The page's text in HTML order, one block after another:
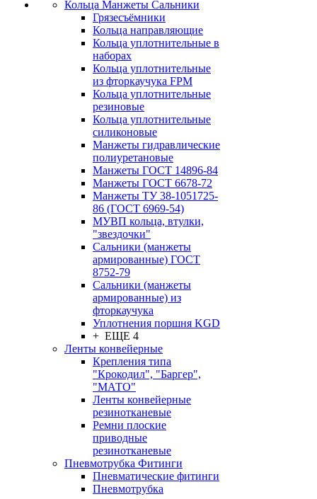
Кольца Манжеты Сальники
Грязесъёмники
Кольца направляющие
Кольца уплотнительные в
наборах
Кольца уплотнительные
из фторкаучука FPM
Кольца уплотнительные
резиновые
Кольца уплотнительные
силиконовые
Манжеты гидравлические
полиуретановые
Манжеты ГОСТ 14896-84
Манжеты ГОСТ 6678-72
Манжеты ТУ 38-1051725-
86 (ГОСТ 6969-54)
МУВП кольца, втулки,
"звездочки"
Сальники (манжеты
армированные) ГОСТ
8752-79
Сальники (манжеты
армированные) из
фторкаучука
Уплотнения поршня KGD
+ ЕЩЕ 4
Ленты конвейерные
Крепления типа
"Крокодил", "Баргер",
"МАТО"
Ленты конвейерные
резинотканевые
Ремни плоские
приводные
резинотканевые
Пневмотрубка Фитинги
Пневматические фитинги
Пневмотрубка